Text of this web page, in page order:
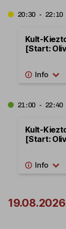
20:30 - 22:10
Kult-
[Start:
21:00 - 22:40
Kult-
[Start:
19.08.2026